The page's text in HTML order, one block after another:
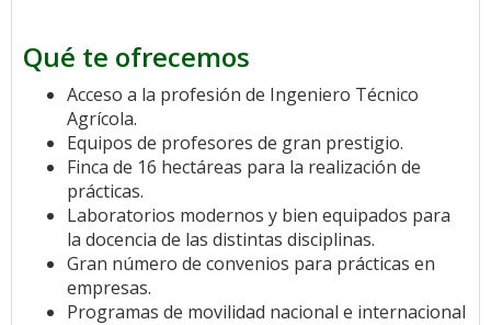
Qué te ofrecemos
Acceso a la profesión de Ingeniero Técnico
Agrícola.
Equipos de profesores de gran prestigio.
Finca de 16 hectáreas para la realización de
prácticas.
Laboratorios modernos y bien equipados para
la docencia de las distintas disciplinas.
Gran número de convenios para prácticas en
empresas.
Programas de movilidad nacional e internacional